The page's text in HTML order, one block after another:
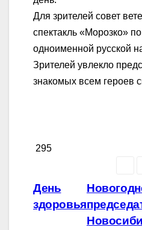
Для зрителей совет
спектакль «Морозко»
одноименной русской
Зрителей увлекло
знакомых всем героев
295
Навигация
по
День
здоровья